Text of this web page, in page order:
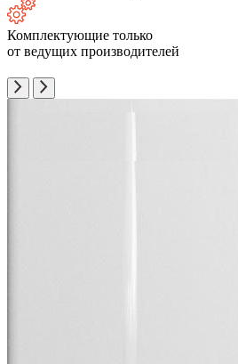
Комплектующие только
от ведущих производителей